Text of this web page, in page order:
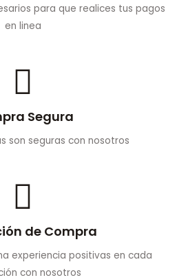
para que realices tus pagos
en linea
Segura
son seguras con nosotros
de Compra
experiencia positivas en cada
con nosotros